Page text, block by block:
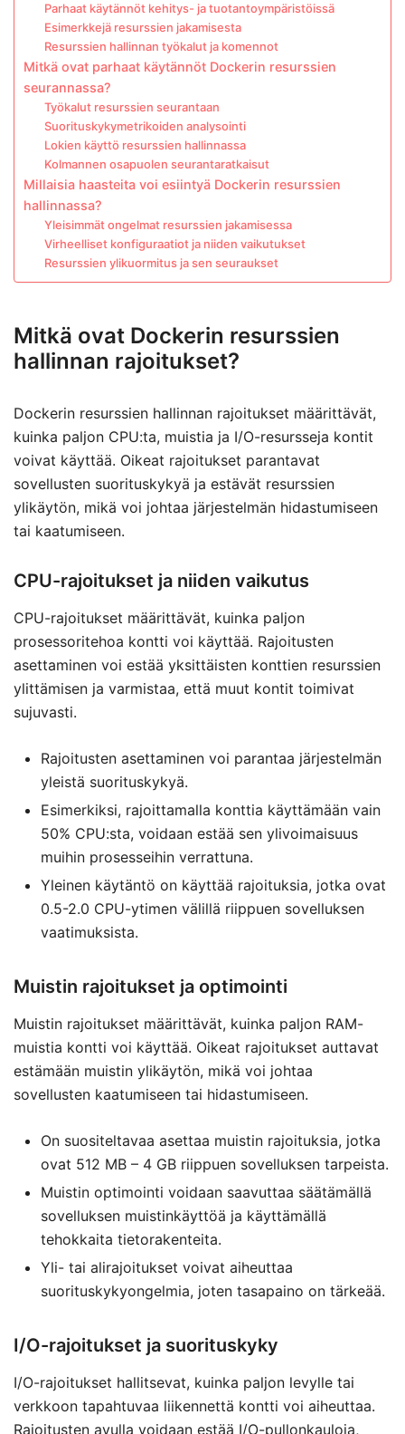
Parhaat käytännöt kehitys- ja tuotantoympäristöissä
Esimerkkejä resurssien jakamisesta
Resurssien hallinnan työkalut ja komennot
Mitkä ovat parhaat käytännöt Dockerin resurssien
seurannassa?
Työkalut resurssien seurantaan
Suorituskykymetrikoiden analysointi
Lokien käyttö resurssien hallinnassa
Kolmannen osapuolen seurantaratkaisut
Millaisia haasteita voi esiintyä Dockerin resurssien
hallinnassa?
Yleisimmät ongelmat resurssien jakamisessa
Virheelliset konfiguraatiot ja niiden vaikutukset
Resurssien ylikuormitus ja sen seuraukset
Mitkä ovat Dockerin resurssien
hallinnan rajoitukset?
Dockerin resurssien hallinnan rajoitukset määrittävät,
kuinka paljon CPU:ta, muistia ja I/O-resursseja kontit
voivat käyttää. Oikeat rajoitukset parantavat
sovellusten suorituskykyä ja estävät resurssien
ylikäytön, mikä voi johtaa järjestelmän hidastumiseen
tai kaatumiseen.
CPU-rajoitukset ja niiden vaikutus
CPU-rajoitukset määrittävät, kuinka paljon
prosessoritehoa kontti voi käyttää. Rajoitusten
asettaminen voi estää yksittäisten konttien resurssien
ylittämisen ja varmistaa, että muut kontit toimivat
sujuvasti.
Rajoitusten asettaminen voi parantaa järjestelmän
yleistä suorituskykyä.
Esimerkiksi, rajoittamalla konttia käyttämään vain
50% CPU:sta, voidaan estää sen ylivoimaisuus
muihin prosesseihin verrattuna.
Yleinen käytäntö on käyttää rajoituksia, jotka ovat
0.5-2.0 CPU-ytimen välillä riippuen sovelluksen
vaatimuksista.
Muistin rajoitukset ja optimointi
Muistin rajoitukset määrittävät, kuinka paljon RAM-
muistia kontti voi käyttää. Oikeat rajoitukset auttavat
estämään muistin ylikäytön, mikä voi johtaa
sovellusten kaatumiseen tai hidastumiseen.
On suositeltavaa asettaa muistin rajoituksia, jotka
ovat 512 MB – 4 GB riippuen sovelluksen tarpeista.
Muistin optimointi voidaan saavuttaa säätämällä
sovelluksen muistinkäyttöä ja käyttämällä
tehokkaita tietorakenteita.
Yli- tai alirajoitukset voivat aiheuttaa
suorituskykyongelmia, joten tasapaino on tärkeää.
I/O-rajoitukset ja suorituskyky
I/O-rajoitukset hallitsevat, kuinka paljon levylle tai
verkkoon tapahtuvaa liikennettä kontti voi aiheuttaa.
Rajoitusten avulla voidaan estää I/O-pullonkauloja,